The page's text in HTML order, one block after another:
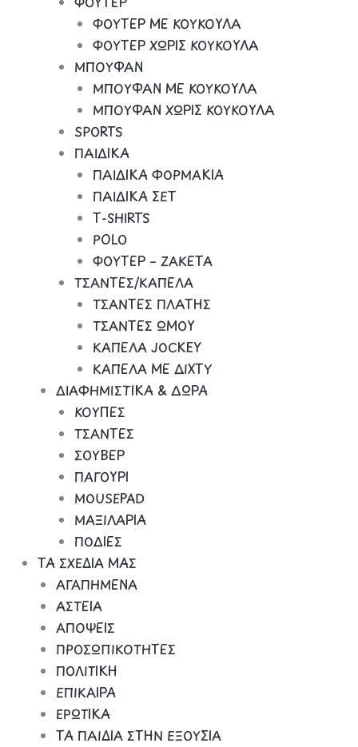
ΦΟΥΤΕΡ ΜΕ ΚΟΥΚΟΥΛΑ
ΦΟΥΤΕΡ ΧΩΡΙΣ ΚΟΥΚΟΥΛΑ
ΜΠΟΥΦΑΝ
ΜΠΟΥΦΑΝ ΜΕ ΚΟΥΚΟΥΛΑ
ΜΠΟΥΦΑΝ ΧΩΡΙΣ ΚΟΥΚΟΥΛΑ
SPORTS
ΠΑΙΔΙΚΑ
ΠΑΙΔΙΚΑ ΦΟΡΜΑΚΙΑ
ΠΑΙΔΙΚΑ ΣΕΤ
Τ-SHIRTS
POLO
ΦΟΥΤΕΡ – ΖΑΚΕΤΑ
ΤΣΑΝΤΕΣ/ΚΑΠΕΛΑ
ΤΣΑΝΤΕΣ ΠΛΑΤΗΣ
ΤΣΑΝΤΕΣ ΩΜΟΥ
ΚΑΠΕΛΑ JOCKEY
ΚΑΠΕΛΑ ΜΕ ΔΙΧΤΥ
ΔΙΑΦΗΜΙΣΤΙΚΑ & ΔΩΡΑ
ΚΟΥΠΕΣ
ΤΣΑΝΤΕΣ
ΣΟΥΒΕΡ
ΠΑΓΟΥΡΙ
MOUSEPAD
ΜΑΞΙΛΑΡΙΑ
ΠΟΔΙΕΣ
ΤΑ ΣΧΕΔΙΑ ΜΑΣ
ΑΓΑΠΗΜΕΝΑ
ΑΣΤΕΙΑ
ΑΠΟΨΕΙΣ
ΠΡΟΣΩΠΙΚΟΤΗΤΕΣ
ΠΟΛΙΤΙΚΗ
ΕΠΙΚΑΙΡΑ
ΕΡΩΤΙΚΑ
ΤΑ ΠΑΙΔΙΑ ΣΤΗΝ ΕΞΟΥΣΙΑ